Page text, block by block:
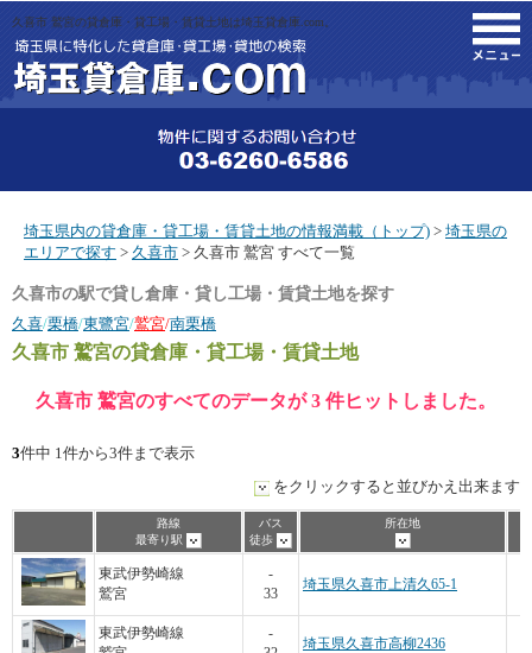
久喜市 鷲宮の貸倉庫・貸工場・賃貸土地は埼玉貸倉庫.com。
埼玉県内の貸倉庫・貸工場・賃貸土地の情報満載（トップ) > 埼玉県の
エリアで探す > 久喜市 > 久喜市 鷲宮 すべて一覧
久喜市の駅で貸し倉庫・貸し工場・賃貸土地を探す
久喜/栗橋/東鷺宮/鷲宮/南栗橋
久喜市 鷲宮の貸倉庫・貸工場・賃貸土地
久喜市 鷲宮のすべてのデータが 3 件ヒットしました。
3件中 1件から3件まで表示
をクリックすると並びかえ出来ます
路線
最寄り駅
バス
徒歩
所在地
東武伊勢崎線
鷲宮
-
33
埼玉県久喜市上清久65-1
東武伊勢崎線
-
埼玉県久喜市高柳2436